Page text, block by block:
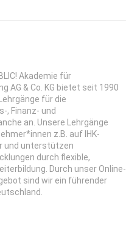
Akademie für
AG & Co. KG bietet seit 1990
für die
, Finanz- und
an. Unsere Lehrgänge
z.B. auf IHK-
und unterstützen
durch flexible,
Durch unser Online-
sind wir ein führender